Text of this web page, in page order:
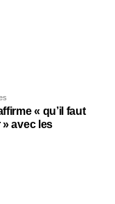
« qu’il faut
avec les